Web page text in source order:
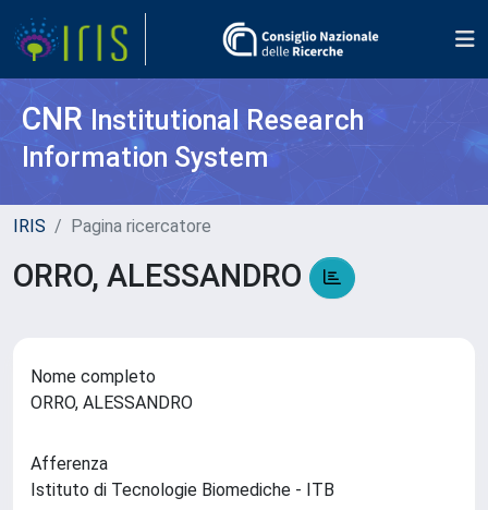
CNR Institutional Research
Information System
IRIS Pagina ricercatore
ORRO, ALESSANDRO
Nome completo
ORRO, ALESSANDRO
Afferenza
Istituto di Tecnologie Biomediche - ITB